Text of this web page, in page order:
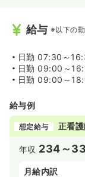
給与 ※以下の
日勤 07:30～
日勤 09:00～
日勤 09:00～
給与例
想定給与 正看
年収 234～
月給内訳